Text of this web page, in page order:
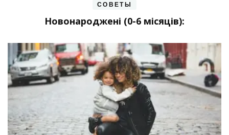
СОВЕТЫ
Новонароджені (0-6 місяців):